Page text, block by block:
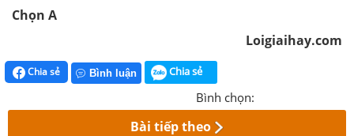
Chọn A
Loigiaihay.com
Chia sẻ Bình luận Chia sẻ
Bình chọn:
Bài tiếp theo